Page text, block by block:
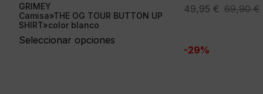
GRIMEY
Camisa»THE OG TOUR BUTTON UP
SHIRT»color blanco
Seleccionar opciones
69,90€
El
era:
49,95 €
El
es:
-29%